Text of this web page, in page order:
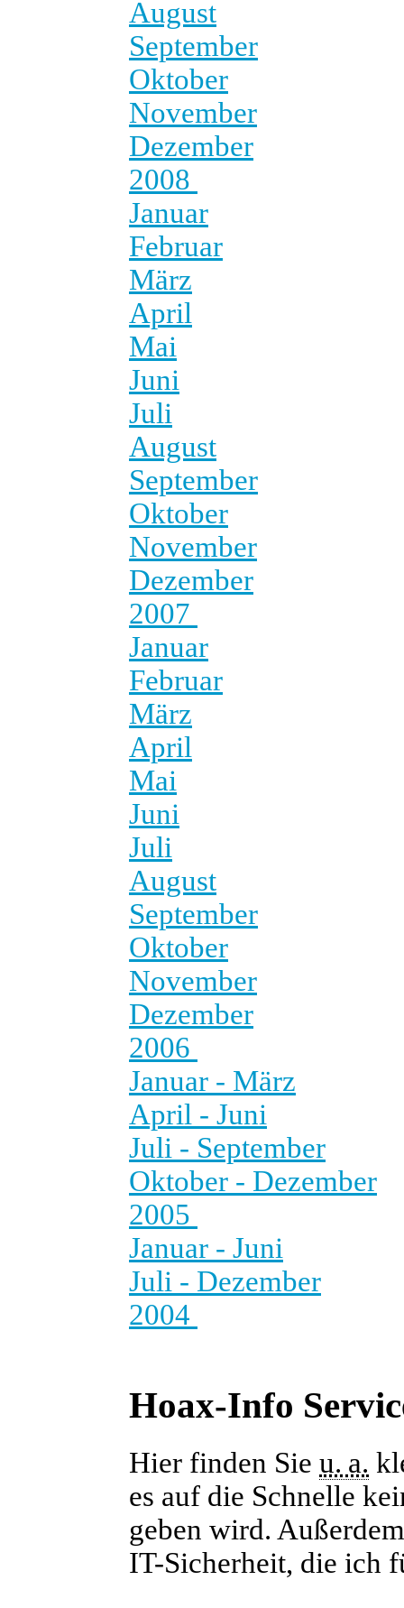
August
September
Oktober
November
Dezember
2008
Januar
Februar
März
April
Mai
Juni
Juli
August
September
Oktober
November
Dezember
2007
Januar
Februar
März
April
Mai
Juni
Juli
August
September
Oktober
November
Dezember
2006
Januar - März
April - Juni
Juli - September
Oktober - Dezember
2005
Januar - Juni
Juli - Dezember
2004
Hoax-Info
Hier finden Sie u. a.
es auf die Schnelle
geben wird.
IT-Sicherheit, die ich